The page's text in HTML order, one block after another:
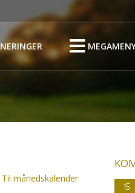
Til månedskalender
15